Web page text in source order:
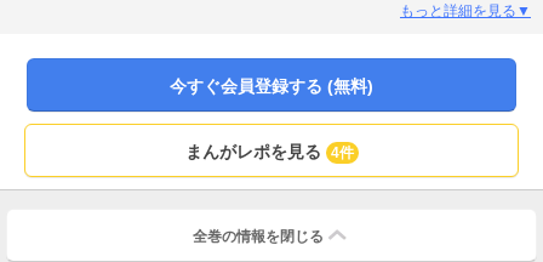
もっと詳細を見る▼
今すぐ会員登録する (無料)
まんがレポを見る 4件
全巻の情報を 閉じる